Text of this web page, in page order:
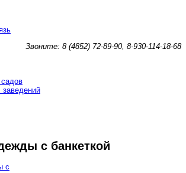
Звоните: 8 (4852) 72-89-90, 8-930-114-18-68
с банкеткой